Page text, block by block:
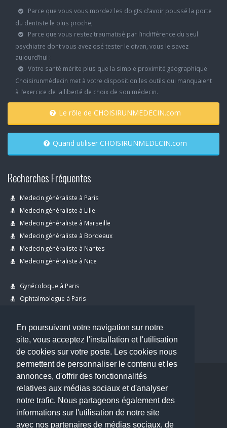
En poursuivant votre navigation sur notre
site, vous acceptez l'installation et l'utilisation
de cookies sur votre poste. Les cookies nous
permettent de personnaliser le contenu et les
annonces, d'offrir des fonctionnalités
relatives aux médias sociaux et d'analyser
notre trafic. Nous partageons également des
informations sur l'utilisation de notre site
avec nos partenaires de médias sociaux, de
Parce que vous vous mordez les doigts d’avoir poussé la porte
du dentiste le plus proche,
Parce que vous restez traumatisé par l’indifférence du seul
psychiatre dont vous avez osé tester le divan, vous le savez
aujourd’hui :
Votre santé mérite plus que la simple proximité géographique.
Choisirunmédecin met à votre disposition les outils qui manquaient
à l’exercice de la liberté de choix de son médecin.
Le rôle de CHOISIRUNMEDECIN.com
Quand utiliser CHOISIRUNMEDECIN.com
Recherches Fréquentes
Medecin généraliste à Paris
Medecin généraliste à Lille
Medecin généraliste à Marseille
Medecin généraliste à Bordeaux
Medecin généraliste à Nantes
Medecin généraliste à Nice
Gynécoloque à Paris
Ophtalmologue à Paris
Dentiste à Paris
Copyright © 2026 . All Rights Reserved.
choisirunmedecin@gmail.com
Nous contacter